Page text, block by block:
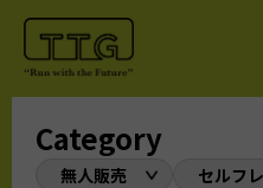
Category
無人販売
セルフ